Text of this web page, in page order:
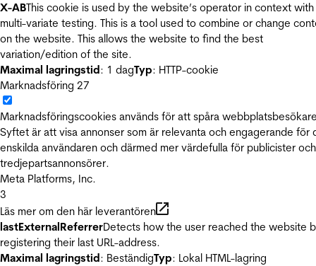
X-ABThis cookie is used by the website’s operator in context with
multi-variate testing. This is a tool used to combine or change
on the website. This allows the website to find the best
variation/edition of the site.
Maximal lagringstid: 1 dagTyp: HTTP-cookie
Marknadsföring 27
Marknadsföringscookies används för att spåra
Syftet är att visa annonser som är relevanta och engagerande för
enskilda användaren och därmed mer värdefulla för publicister och
tredjepartsannonsörer.
Meta Platforms, Inc.
3
Läs mer om den här leverantören
lastExternalReferrerDetects how the user reached the website
registering their last URL-address.
Maximal lagringstid: BeständigTyp: Lokal HTML-lagring